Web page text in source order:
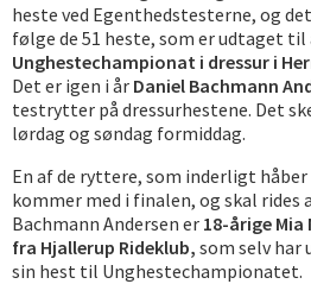
heste ved Egenthedstesterne, og
følge de 51 heste, som er udtaget
Unghestechampionat i dressur i
Det er igen i år Daniel Bachmann
testrytter på dressurhestene. Det
lørdag og søndag formiddag.
En af de ryttere, som inderligt
kommer med i finalen, og skal rides
Bachmann Andersen er 18-årige
fra Hjallerup Rideklub, som selv har
sin hest til Unghestechampionatet.